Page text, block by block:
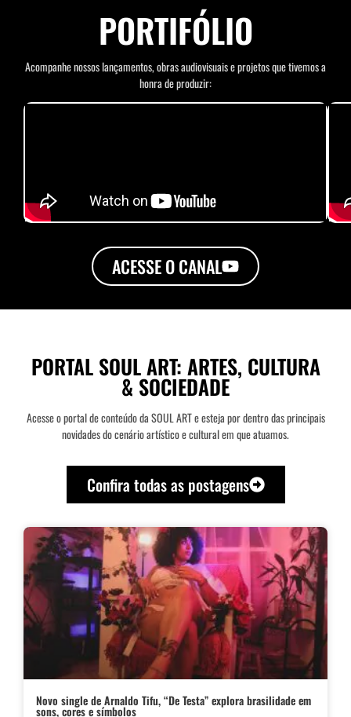
PORTIFÓLIO
Acompanhe nossos lançamentos, obras audiovisuais e projetos que tivemos a
honra de produzir:
ACESSE O CANAL
PORTAL SOUL ART: ARTES, CULTURA
& SOCIEDADE
Acesse o portal de conteúdo da SOUL ART e esteja por dentro das principais
novidades do cenário artístico e cultural em que atuamos.
Confira todas as postagens
Novo single de Arnaldo Tifu, “De Testa” explora brasilidade em
sons, cores e símbolos